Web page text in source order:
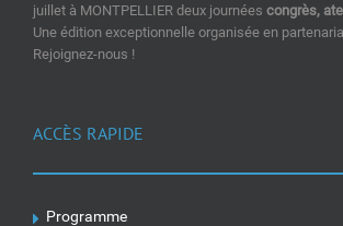
juillet à MONTPELLIER deux journées congrès,
Une édition exceptionnelle organisée en
Rejoignez-nous !
ACCÈS RAPIDE
Programme